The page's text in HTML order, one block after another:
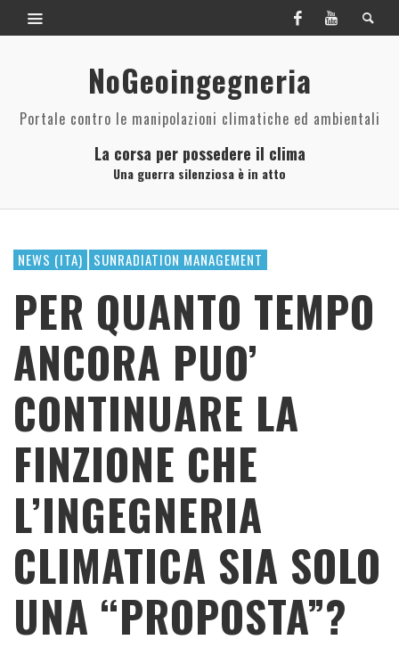
NoGeoingegneria
Portale contro le manipolazioni climatiche ed ambientali
La corsa per possedere il clima
Una guerra silenziosa è in atto
NEWS (ITA) SUNRADIATION MANAGEMENT
PER QUANTO TEMPO
ANCORA PUO’
CONTINUARE LA
FINZIONE CHE
L’INGEGNERIA
CLIMATICA SIA SOLO
UNA “PROPOSTA”?